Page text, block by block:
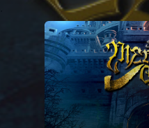
You're all set!